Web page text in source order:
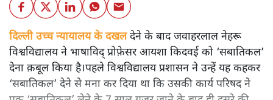
दिल्ली उच्च न्यायालय के दखलदेने के बाद जवाहरलाल नेहरू
विश्वविद्यालय ने भाषाविद् प्रोफ़ेसर आयशा किदवई को ‘सबातिकल’
देना क़बूल किया है।पहले विश्वविद्यालय प्रशासन ने उन्हें यह कहकर
‘सबातिकल’ देने से मना कर दिया था कि उसकी कार्य परिषद ने